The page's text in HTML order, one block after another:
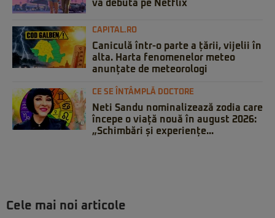
va debuta pe Netflix
CAPITAL.RO
Caniculă într-o parte a țării, vijelii în
alta. Harta fenomenelor meteo
anunțate de meteorologi
CE SE ÎNTÂMPLĂ DOCTORE
Neti Sandu nominalizează zodia care
începe o viață nouă în august 2026:
„Schimbări și experiențe...
Cele mai noi articole